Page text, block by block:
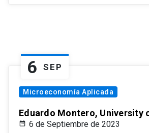
6 SEP
Microeconomía Aplicada
Eduardo Montero, University
6 de Septiembre de 2023